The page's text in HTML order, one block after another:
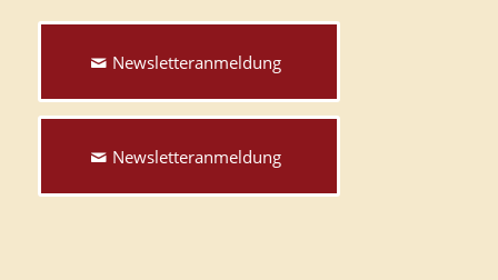
Newsletteranmeldung
Newsletteranmeldung